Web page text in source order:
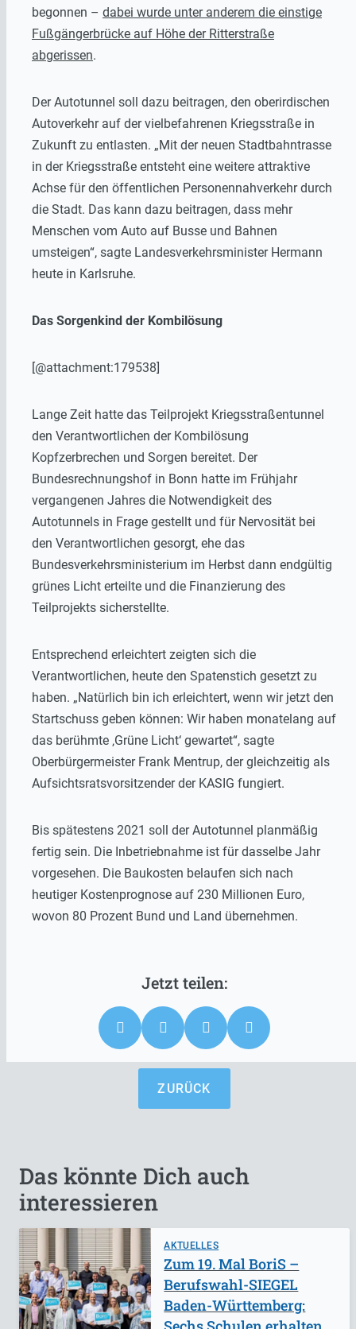
begonnen – dabei wurde unter anderem die einstige
Fußgängerbrücke auf Höhe der Ritterstraße
abgerissen.
Der Autotunnel soll dazu beitragen, den oberirdischen
Autoverkehr auf der vielbefahrenen Kriegsstraße in
Zukunft zu entlasten. „Mit der neuen Stadtbahntrasse
in der Kriegsstraße entsteht eine weitere attraktive
Achse für den öffentlichen Personennahverkehr durch
die Stadt. Das kann dazu beitragen, dass mehr
Menschen vom Auto auf Busse und Bahnen
umsteigen“, sagte Landesverkehrsminister Hermann
heute in Karlsruhe.
Das Sorgenkind der Kombilösung
[@attachment:179538]
Lange Zeit hatte das Teilprojekt Kriegsstraßentunnel
den Verantwortlichen der Kombilösung
Kopfzerbrechen und Sorgen bereitet. Der
Bundesrechnungshof in Bonn hatte im Frühjahr
vergangenen Jahres die Notwendigkeit des
Autotunnels in Frage gestellt und für Nervosität bei
den Verantwortlichen gesorgt, ehe das
Bundesverkehrsministerium im Herbst dann endgültig
grünes Licht erteilte und die Finanzierung des
Teilprojekts sicherstellte.
Entsprechend erleichtert zeigten sich die
Verantwortlichen, heute den Spatenstich gesetzt zu
haben. „Natürlich bin ich erleichtert, wenn wir jetzt den
Startschuss geben können: Wir haben monatelang auf
das berühmte ‚Grüne Licht‘ gewartet“, sagte
Oberbürgermeister Frank Mentrup, der gleichzeitig als
Aufsichtsratsvorsitzender der KASIG fungiert.
Bis spätestens 2021 soll der Autotunnel planmäßig
fertig sein. Die Inbetriebnahme ist für dasselbe Jahr
vorgesehen. Die Baukosten belaufen sich nach
heutiger Kostenprognose auf 230 Millionen Euro,
wovon 80 Prozent Bund und Land übernehmen.
ZURÜCK
Das könnte Dich auch
interessieren
AKTUELLES
Zum 19. Mal BoriS –
Berufswahl-SIEGEL
Baden-Württemberg: